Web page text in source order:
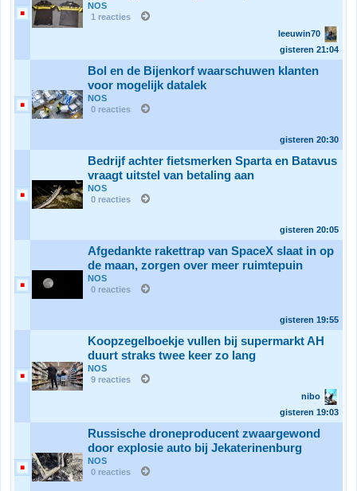
NOS
1 reacties
leeuwin70
gisteren 21:04
Bol en de Bijenkorf waarschuwen klanten
voor mogelijk datalek
NOS
0 reacties
gisteren 20:30
Bedrijf achter fietsmerken Sparta en Batavus
vraagt uitstel van betaling aan
NOS
0 reacties
gisteren 20:05
Afgedankte rakettrap van SpaceX slaat in op
de maan, zorgen over meer ruimtepuin
NOS
0 reacties
gisteren 19:55
Koopzegelboekje vullen bij supermarkt AH
duurt straks twee keer zo lang
NOS
9 reacties
nibo
gisteren 19:03
Russische droneproducent zwaargewond
door explosie auto bij Jekaterinenburg
NOS
0 reacties